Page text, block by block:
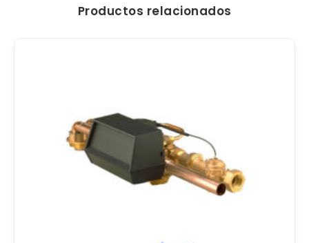
Productos relacionados